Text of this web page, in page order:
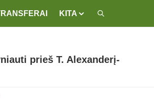
KITA
prieš T. Alexanderį-